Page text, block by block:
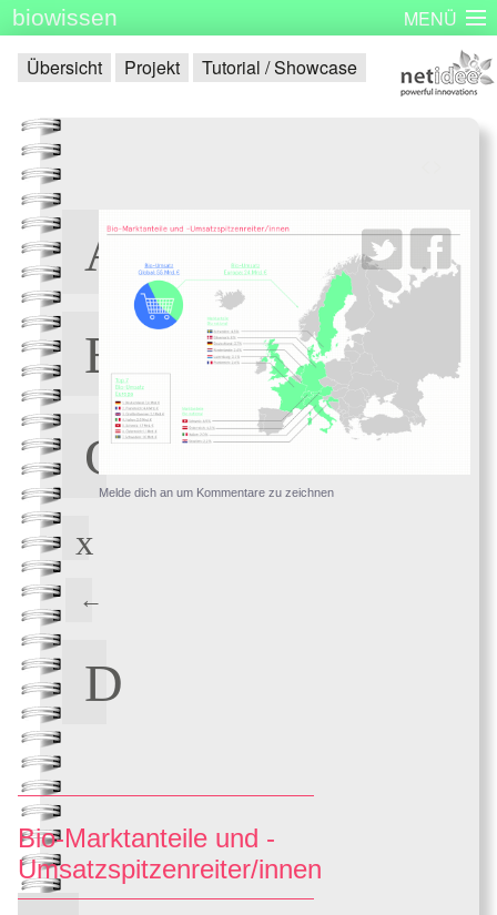
biowissen MENÜ
Startseite Skizzenbücher Plakatserie Dinge
Impressum
Übersicht Projekt Tutorial / Showcase
Melde dich an um Kommentare zu zeichnen
Bio-Marktanteile und -
Umsatzspitzenreiter/innen